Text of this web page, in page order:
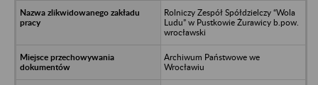
Rolniczy Zespół Spółdzielczy “Wola
Ludu” w Pustkowie Żurawicy b.pow.
wrocławski
Archiwum Państwowe we
Wrocławiu